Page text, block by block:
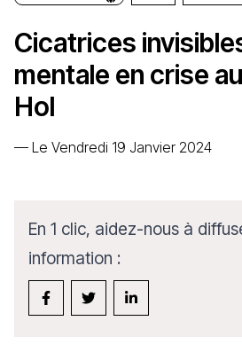
Cicatrices
mentale en crise
Hol
— Le Vendredi 19 Janvier 2024
En 1 clic, aidez-nous à
information :